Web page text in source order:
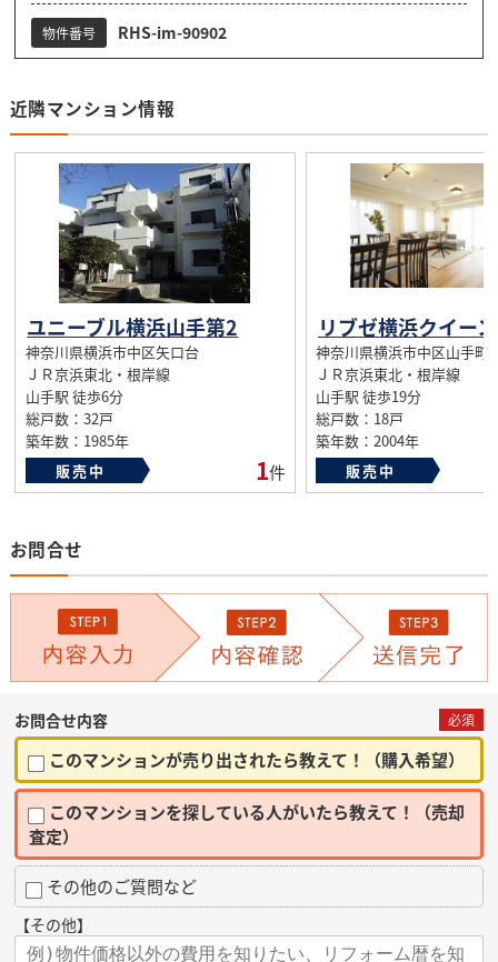
物件番号 RHS-im-90902
近隣マンション情報
ユニーブル横浜山手第2
神奈川県横浜市中区矢口台
ＪＲ京浜東北・根岸線
山手駅 徒歩6分
総戸数：32戸
築年数：1985年
販売中
1件
神奈川県横浜市中区山手町
ＪＲ京浜東北・根岸線
山手駅 徒歩19分
総戸数：18戸
築年数：2004年
販売中
お問合せ
お問合せ内容 必須
このマンションが売り出されたら教えて！（購入希望）
このマンションを探している人がいたら教えて！（売却
査定）
その他のご質問など
【その他】